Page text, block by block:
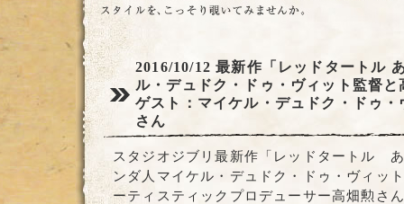
2016/10/12最新作「レッドタートル
ル・デュドク・ドゥ・ヴィット監督
ゲスト：マイケル・デュドク・ドゥ
さん
スタジオジブリ最新作「レッドタートル
ンダ人マイケル・デュドク・ドゥ・ヴィッ
ーティスティックプロデューサー高畑勲さ